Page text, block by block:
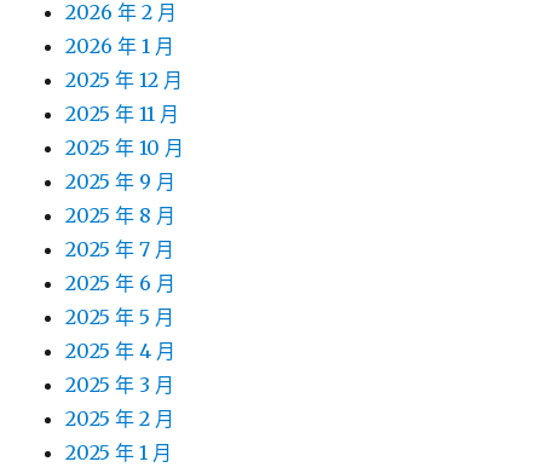
2026 年 2 月
2026 年 1 月
2025 年 12 月
2025 年 11 月
2025 年 10 月
2025 年 9 月
2025 年 8 月
2025 年 7 月
2025 年 6 月
2025 年 5 月
2025 年 4 月
2025 年 3 月
2025 年 2 月
2025 年 1 月